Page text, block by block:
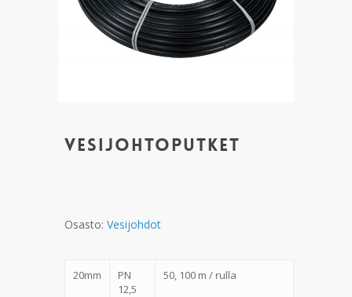
Vesijohtoputket
Osasto: Vesijohdot
20mm
PN
12,5
50, 100 m / rulla